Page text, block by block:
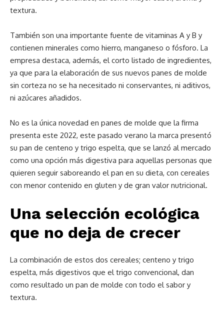
textura.
También son una importante fuente de vitaminas A y B y
contienen minerales como hierro, manganeso o fósforo. La
empresa destaca, además, el corto listado de ingredientes,
ya que para la elaboración de sus nuevos panes de molde
sin corteza no se ha necesitado ni conservantes, ni aditivos,
ni azúcares añadidos.
No es la única novedad en panes de molde que la firma
presenta este 2022, este pasado verano la marca presentó
su pan de centeno y trigo espelta, que se lanzó al mercado
como una opción más digestiva para aquellas personas que
quieren seguir saboreando el pan en su dieta, con cereales
con menor contenido en gluten y de gran valor nutricional.
Una selección ecológica
que no deja de crecer
La combinación de estos dos cereales; centeno y trigo
espelta, más digestivos que el trigo convencional, dan
como resultado un pan de molde con todo el sabor y
textura.